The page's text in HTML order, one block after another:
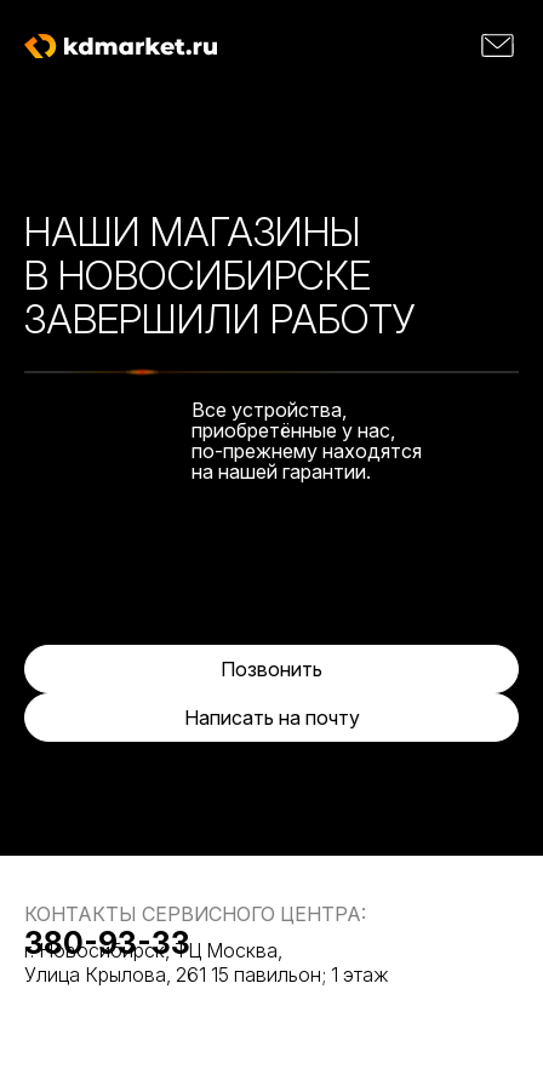
НАШИ МАГАЗИНЫ
В НОВОСИБИРСКЕ
ЗАВЕРШИЛИ РАБОТУ
Все устройства,
приобретённые у нас,
по-прежнему находятся
на нашей гарантии.
Написать на почту
Позвонить
КОНТАКТЫ СЕРВИСНОГО ЦЕНТРА:
г. Новосибирск, ТЦ Москва,
Улица Крылова, 261 15 павильон; 1 этаж
380-93-33